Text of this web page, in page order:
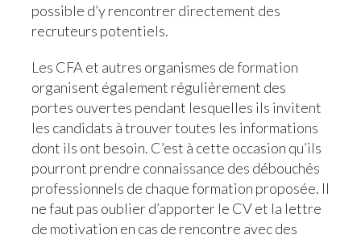
possible d’y rencontrer directement des
recruteurs potentiels.
Les CFA et autres organismes de formation
organisent également régulièrement des
portes ouvertes pendant lesquelles ils invitent
les candidats à trouver toutes les informations
dont ils ont besoin. C’est à cette occasion qu’ils
pourront prendre connaissance des débouchés
professionnels de chaque formation proposée. Il
ne faut pas oublier d’apporter le CV et la lettre
de motivation en cas de rencontre avec des